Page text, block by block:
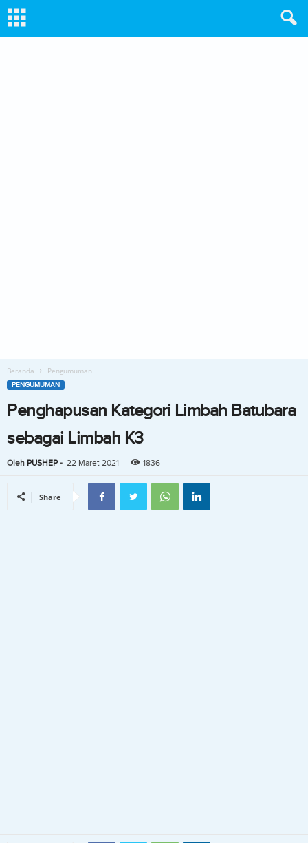
Beranda Pengumuman
PENGUMUMAN
Penghapusan Kategori Limbah Batubara
sebagai Limbah K3
Oleh PUSHEP - 22 Maret 2021 1836
Share